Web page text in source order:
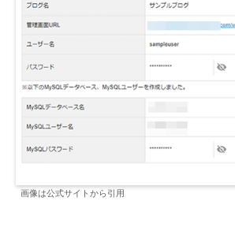
画像は公式サイトから引用